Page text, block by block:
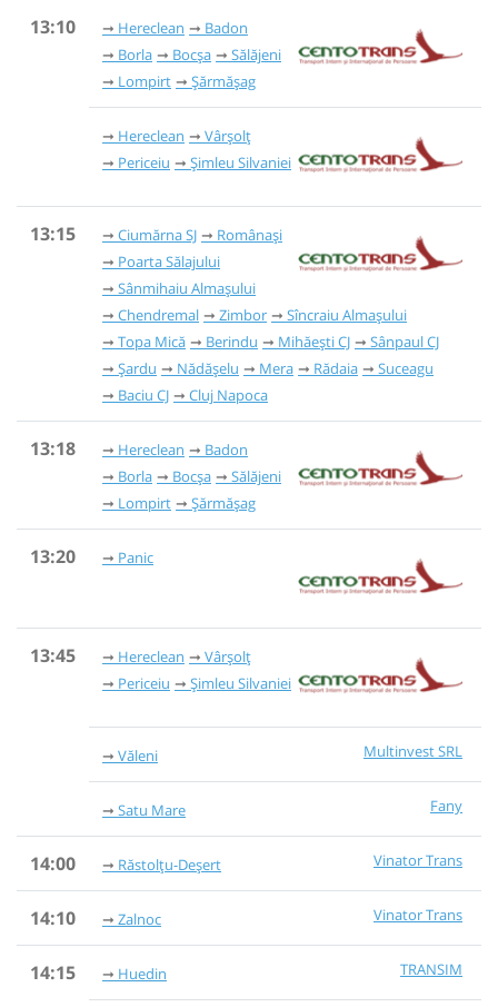
13:10 Hereclean
Badon
Borla
Bocșa
Sălăjeni
Lompirt
Șărmășag
Hereclean
Vârșolț
Periceiu
Șimleu Silvaniei
13:15 Ciumărna SJ
Românași
Poarta Sălajului
Sânmihaiu Almașului
Chendremal
Zimbor
Sîncraiu Almașului
Topa Mică
Berindu Mihăești CJ
Sânpaul CJ
Șardu
Nădășelu Mera Rădaia
Suceagu
Baciu CJ
Cluj Napoca
13:18 Hereclean
Badon
Borla
Bocșa
Sălăjeni
Lompirt
Șărmășag
13:20 Panic
13:45 Hereclean
Vârșolț
Periceiu
Șimleu Silvaniei
Multinvest SRL
Văleni
Fany
Satu Mare
14:00 Vinator Trans
Răstolțu-Deșert
14:10 Vinator Trans
Zalnoc
14:15 TRANSIM
Huedin